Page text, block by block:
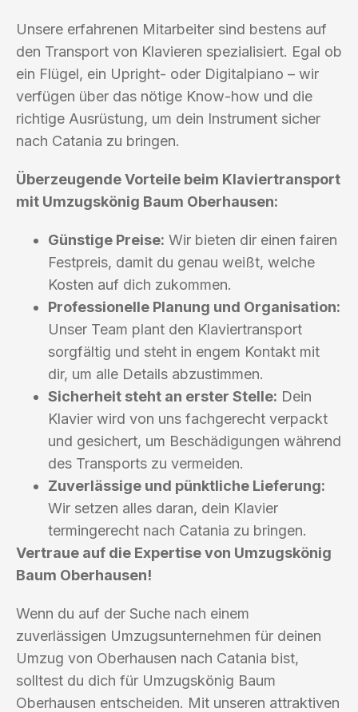
Unsere erfahrenen Mitarbeiter sind bestens auf
den Transport von Klavieren spezialisiert. Egal ob
ein Flügel, ein Upright- oder Digitalpiano – wir
verfügen über das nötige Know-how und die
richtige Ausrüstung, um dein Instrument sicher
nach Catania zu bringen.
Überzeugende Vorteile beim Klaviertransport
mit Umzugskönig Baum Oberhausen:
Günstige Preise: Wir bieten dir einen fairen
Festpreis, damit du genau weißt, welche
Kosten auf dich zukommen.
Professionelle Planung und Organisation:
Unser Team plant den Klaviertransport
sorgfältig und steht in engem Kontakt mit
dir, um alle Details abzustimmen.
Sicherheit steht an erster Stelle: Dein
Klavier wird von uns fachgerecht verpackt
und gesichert, um Beschädigungen während
des Transports zu vermeiden.
Zuverlässige und pünktliche Lieferung:
Wir setzen alles daran, dein Klavier
termingerecht nach Catania zu bringen.
Vertraue auf die Expertise von Umzugskönig
Baum Oberhausen!
Wenn du auf der Suche nach einem
zuverlässigen Umzugsunternehmen für deinen
Umzug von Oberhausen nach Catania bist,
solltest du dich für Umzugskönig Baum
Oberhausen entscheiden. Mit unseren attraktiven